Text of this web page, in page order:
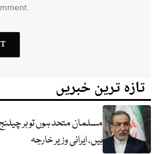
تازہ ترین خبریں
مسلمان متحد ہوں تو ہر
ہیں، ایرانی وزیر خارجہ